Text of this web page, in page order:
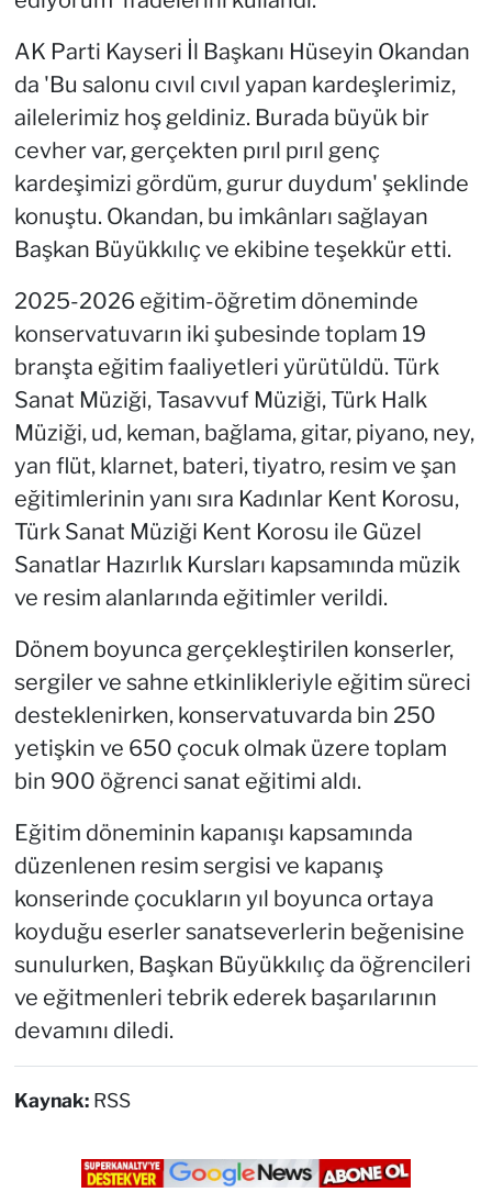
AK Parti Kayseri İl Başkanı Hüseyin Okandan
da 'Bu salonu cıvıl cıvıl yapan kardeşlerimiz,
ailelerimiz hoş geldiniz. Burada büyük bir
cevher var, gerçekten pırıl pırıl genç
kardeşimizi gördüm, gurur duydum' şeklinde
konuştu. Okandan, bu imkânları sağlayan
Başkan Büyükkılıç ve ekibine teşekkür etti.
2025-2026 eğitim-öğretim döneminde
konservatuvarın iki şubesinde toplam 19
branşta eğitim faaliyetleri yürütüldü. Türk
Sanat Müziği, Tasavvuf Müziği, Türk Halk
Müziği, ud, keman, bağlama, gitar, piyano, ney,
yan flüt, klarnet, bateri, tiyatro, resim ve şan
eğitimlerinin yanı sıra Kadınlar Kent Korosu,
Türk Sanat Müziği Kent Korosu ile Güzel
Sanatlar Hazırlık Kursları kapsamında müzik
ve resim alanlarında eğitimler verildi.
Dönem boyunca gerçekleştirilen konserler,
sergiler ve sahne etkinlikleriyle eğitim süreci
desteklenirken, konservatuvarda bin 250
yetişkin ve 650 çocuk olmak üzere toplam
bin 900 öğrenci sanat eğitimi aldı.
Eğitim döneminin kapanışı kapsamında
düzenlenen resim sergisi ve kapanış
konserinde çocukların yıl boyunca ortaya
koyduğu eserler sanatseverlerin beğenisine
sunulurken, Başkan Büyükkılıç da öğrencileri
ve eğitmenleri tebrik ederek başarılarının
devamını diledi.
Kaynak: RSS